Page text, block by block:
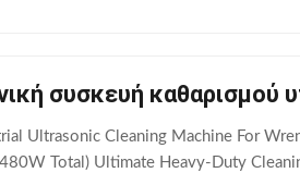
συσκευή
Ultrasonic Cleaning Machine For
(480W Total) Ultimate Heavy-Duty